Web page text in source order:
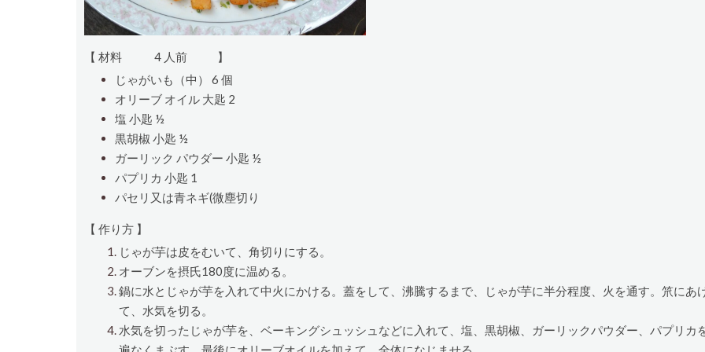
【 材料 4 人前
】
じゃがいも（中） 6 個
オリーブ オイル 大匙 2
塩 小匙 ½
黒胡椒 小匙 ½
ガーリック パウダー 小匙 ½
パプリカ 小匙 1
パセリ又は青ネギ(微塵切り
【 作り方 】
じゃが芋は皮をむいて、角切りにする。
オーブンを摂氏180度に温める。
鍋に水とじゃが芋を入れて中火にかける。蓋をして、沸騰するまで、じゃが芋に半分程度、火を通す。笊にあ
て、水気を切る。
水気を切ったじゃが芋を、ベーキングシュッシュなどに入れて、塩、黒胡椒、ガーリックパウダー、パプリカ